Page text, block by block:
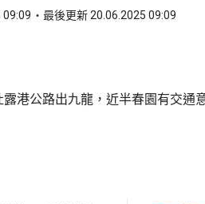
09:09 最後更新 20.06.2025 09:09
露港公路出九龍，近半春園有交通